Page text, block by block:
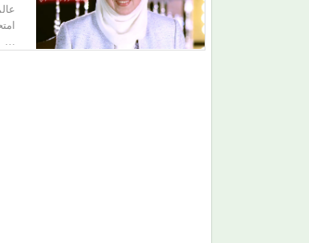
بعد أن أشعل مسارح 4 دول.. (أبو